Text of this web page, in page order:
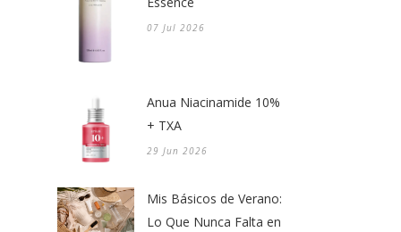
07 Jul 2026
Anua Niacinamide 10%
+ TXA
29 Jun 2026
Mis Básicos de Verano:
Lo Que Nunca Falta en